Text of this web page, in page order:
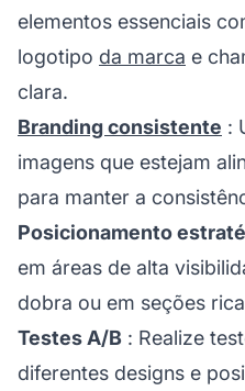
elementos essenciais
logotipo da marca e
clara.
Branding consistente :
imagens que estejam
para manter a
Posicionamento
em áreas de alta
dobra ou em seções
Testes A/B : Realize
diferentes designs e